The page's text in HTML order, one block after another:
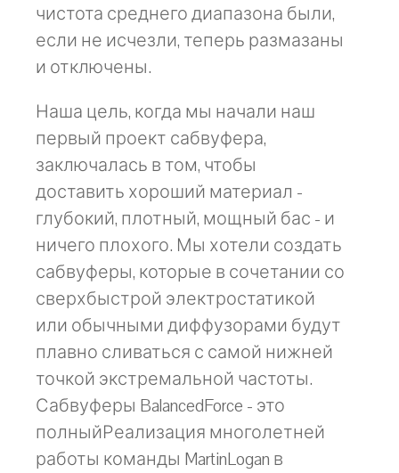
чистота среднего диапазона были,
если не исчезли, теперь размазаны
и отключены.
Наша цель, когда мы начали наш
первый проект сабвуфера,
заключалась в том, чтобы
доставить хороший материал -
глубокий, плотный, мощный бас - и
ничего плохого. Мы хотели создать
сабвуферы, которые в сочетании со
сверхбыстрой электростатикой
или обычными диффузорами будут
плавно сливаться с самой нижней
точкой экстремальной частоты.
Сабвуферы BalancedForce - это
полныйРеализация многолетней
работы команды MartinLogan в